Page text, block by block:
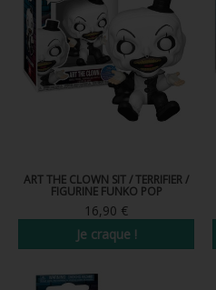
ART THE CLOWN SIT / TERRIFIER /
FIGURINE FUNKO POP
16,90 €
Je craque !